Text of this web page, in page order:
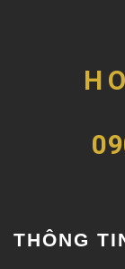
THÔNG